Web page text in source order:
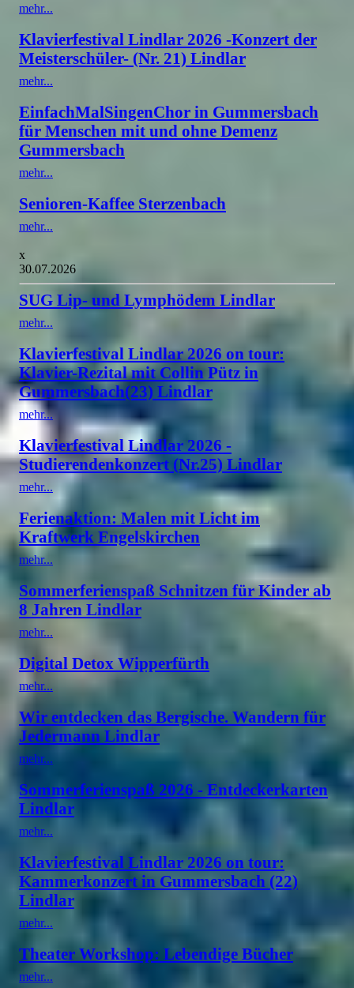
mehr...
Klavierfestival Lindlar 2026 -Konzert der
Meisterschüler- (Nr. 21) Lindlar
mehr...
EinfachMalSingenChor in Gummersbach
für Menschen mit und ohne Demenz
Gummersbach
mehr...
Senioren-Kaffee Sterzenbach
mehr...
x
30.07.2026
SUG Lip- und Lymphödem Lindlar
mehr...
Klavierfestival Lindlar 2026 on tour:
Klavier-Rezital mit Collin Pütz in
Gummersbach(23) Lindlar
mehr...
Klavierfestival Lindlar 2026 -
Studierendenkonzert (Nr.25) Lindlar
mehr...
Ferienaktion: Malen mit Licht im
Kraftwerk Engelskirchen
mehr...
Sommerferienspaß Schnitzen für Kinder ab
8 Jahren Lindlar
mehr...
Digital Detox Wipperfürth
mehr...
Wir entdecken das Bergische. Wandern für
Jedermann Lindlar
mehr...
Sommerferienspaß 2026 - Entdeckerkarten
Lindlar
mehr...
Klavierfestival Lindlar 2026 on tour:
Kammerkonzert in Gummersbach (22)
Lindlar
mehr...
Theater Workshop: Lebendige Bücher
mehr...